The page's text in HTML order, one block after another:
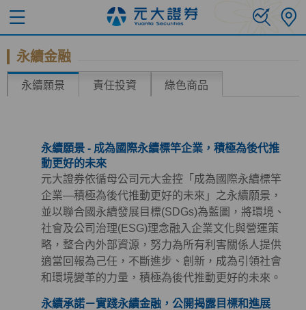
永續金融
永續願景 責任投資 綠色商品
永續願景 - 成為國際永續標竿企業，積極為後代推
動更好的未來
元大證券依循母公司元大金控「成為國際永續標竿
企業—積極為後代推動更好的未來」之永續願景，
並以聯合國永續發展目標(SDGs)為藍圖，將環境、
社會及公司治理(ESG)理念融入企業文化與營運策
略，整合內外部資源，努力為所有利害關係人提供
適當回報為己任，不斷進步、創新，成為引領社會
和環境變革的力量，積極為後代推動更好的未來。
永續承諾－實踐永續金融，公開揭露目標和進展